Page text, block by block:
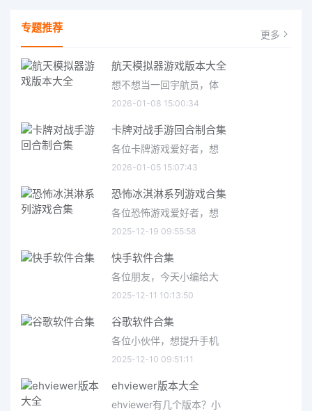
专题推荐 更多
航天模拟器游戏版本大全
想不想当一回宇航员，体
2026-01-08 15:00:34
卡牌对战手游回合制合集
各位卡牌游戏爱好者，想
2026-01-05 15:07:43
恐怖冰淇淋系列游戏合集
各位恐怖游戏爱好者，想
2025-12-19 09:55:58
快手软件合集
各位朋友，今天小编给大
2025-12-11 10:13:50
谷歌软件合集
各位小伙伴，想提升手机
2025-12-10 09:51:11
ehviewer版本大全
ehviewer有几个版本？小